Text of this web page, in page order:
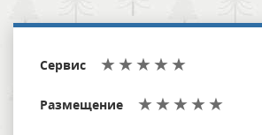
Сервис
Размещение